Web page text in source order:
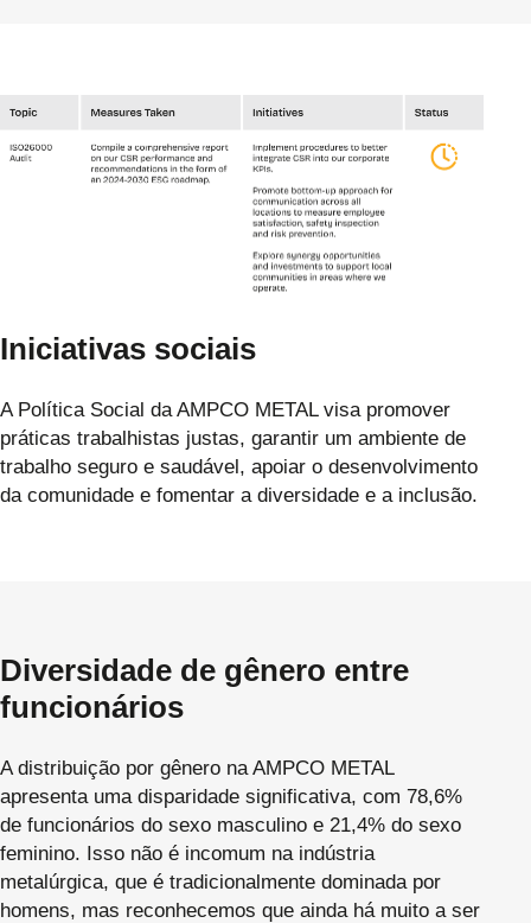
Iniciativas sociais
A Política Social da AMPCO METAL visa promover
práticas trabalhistas justas, garantir um ambiente de
trabalho seguro e saudável, apoiar o desenvolvimento
da comunidade e fomentar a diversidade e a inclusão.
Diversidade de gênero entre
funcionários
A distribuição por gênero na AMPCO METAL
apresenta uma disparidade significativa, com 78,6%
de funcionários do sexo masculino e 21,4% do sexo
feminino. Isso não é incomum na indústria
metalúrgica, que é tradicionalmente dominada por
homens, mas reconhecemos que ainda há muito a ser